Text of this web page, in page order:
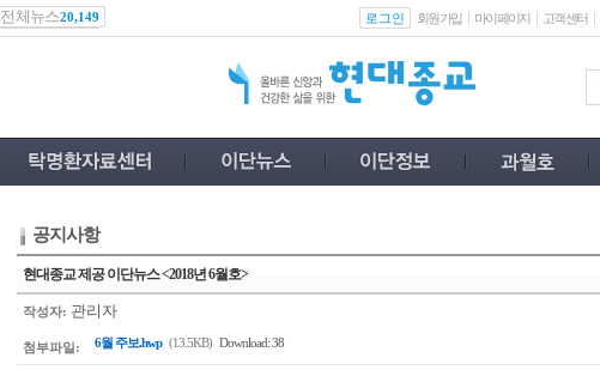
전체뉴스20,149 로그인 회원가입 마이페이지 고객센터
공지사항
현대종교 제공 이단뉴스 <2018년 6월호>
작성자: 관리자
첨부파일: 6월 주보.hwp (13.5KB) Download: 38